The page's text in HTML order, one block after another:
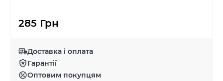
285 Грн
Доставка і оплата
Гарантії
Оптовим покупцям